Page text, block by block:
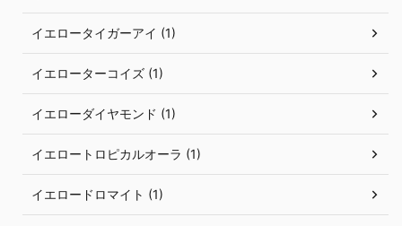
イエロータイガーアイ (1)
イエローターコイズ (1)
イエローダイヤモンド (1)
イエロートロピカルオーラ (1)
イエロードロマイト (1)